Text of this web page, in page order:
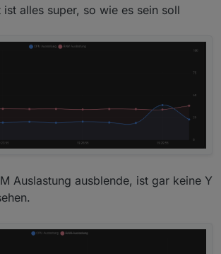
ist alles super, so wie es sein soll
Auslastung ausblende, ist gar keine Y